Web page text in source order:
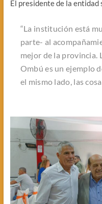
El presidente de la entidad
“La institución está
parte- al
mejor de la provincia.
Ombú es un ejemplo
el mismo lado, las